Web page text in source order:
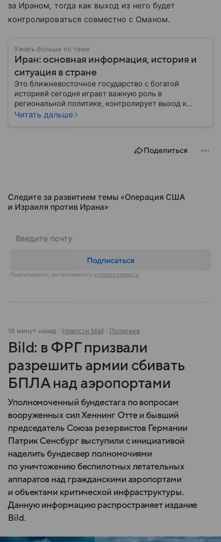
за Ираном, тогда как выход из него будет
контролироваться совместно с Оманом.
Узнать больше по теме
Иран: основная информация, история и
ситуация в стране
Это ближневосточное государство с богатой
историей сегодня играет важную роль в
региональной политике, контролирует выход к
Персидскому заливу и Ормузскому проливу, а также
Читать дальше
Поделиться
Следите за развитием темы «Операция США
и Израиля против Ирана»
Подписаться
Подписываясь, вы принимаете условия сервиса
16 минут назад Новости Mail Политика
Bild: в ФРГ призвали
разрешить армии сбивать
БПЛА над аэропортами
Уполномоченный бундестага по вопросам
вооруженных сил Хеннинг Отте и бывший
председатель Союза резервистов Германии
Патрик Сенсбург выступили с инициативой
наделить бундесвер полномочиями
по уничтожению беспилотных летательных
аппаратов над гражданскими аэропортами
и объектами критической инфраструктуры.
Данную информацию распространяет издание
Bild.